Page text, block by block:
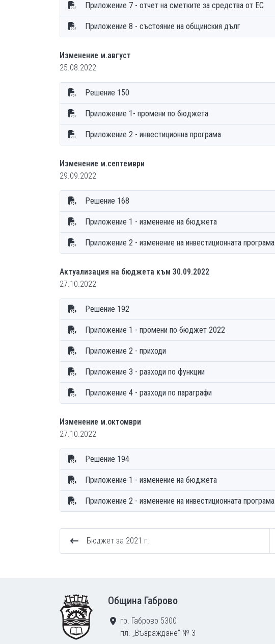
Приложение 7 - отчет на сметките за средства от ЕС
Приложение 8 - състояние на общинския дълг
Изменение м.август
25.08.2022
Решение 150
Приложение 1- промени по бюджета
Приложение 2 - инвестиционна програма
Изменение м.септември
29.09.2022
Решение 168
Приложение 1 - изменение на бюджета
Приложение 2 - изменение на инвестиционната програма
Актуализация на бюджета към 30.09.2022
27.10.2022
Решение 192
Приложение 1 - промени по бюджет 2022
Приложение 2 - приходи
Приложение 3 - разходи по функции
Приложение 4 - разходи по параграфи
Изменение м.октомври
27.10.2022
Решение 194
Приложение 1 - изменение на бюджета
Приложение 2 - изменение на инвестиционната програма
Бюджет за 2021 г.
Община Габрово
гр. Габрово 5300
пл. „Възраждане“ № 3